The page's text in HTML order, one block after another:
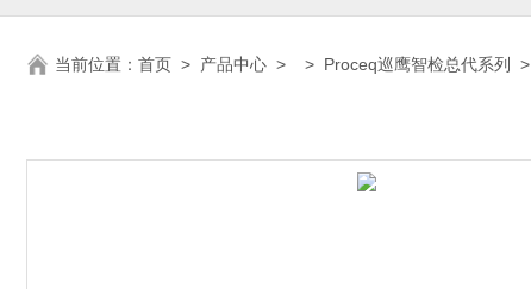
当前位置： 首页 > 产品中心 > > Proceq巡鹰智检总代系列 >